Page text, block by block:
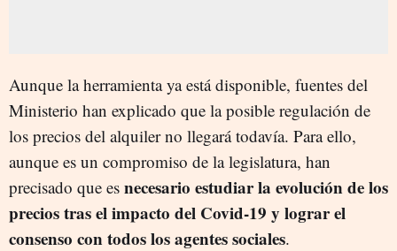
Aunque la herramienta ya está disponible, fuentes del
Ministerio han explicado que la posible regulación de
los precios del alquiler no llegará todavía. Para ello,
aunque es un compromiso de la legislatura, han
precisado que es necesario estudiar la evolución de los
precios tras el impacto del Covid-19 y lograr el
consenso con todos los agentes sociales.